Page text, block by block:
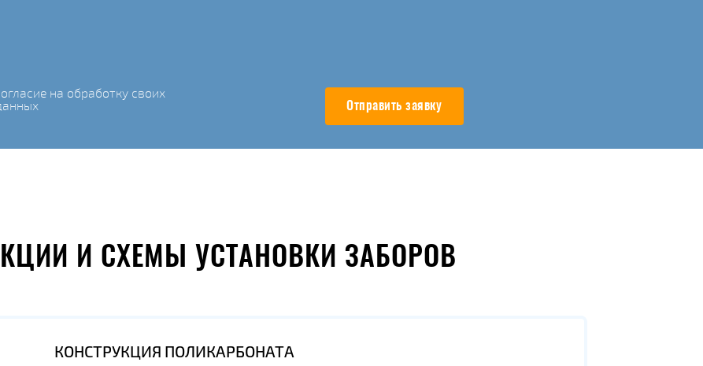
на обработку своих
Отправить заявку
И СХЕМЫ УСТАНОВКИ ЗАБОРОВ
КОНСТРУКЦИЯ ПОЛИКАРБОНАТА